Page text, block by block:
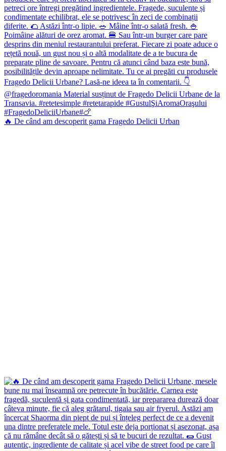
🔥 De când am descoperit gama Fragedo Delicii Urban